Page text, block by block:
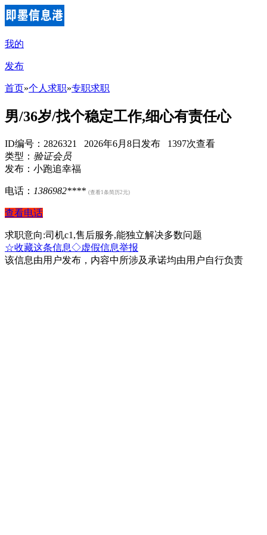
我的
发布
首页»个人求职»专职求职
男/36岁/找个稳定工作,细心有责任心
ID编号：2826321 2026年6月8日发布 1397次查看
类型： 验证会员
发布：小跑追幸福
电话： 1386982**** (查看1条简历2元)
查看电话
求职意向:司机c1,售后服务,能独立解决多数问题
☆收藏这条信息◇虚假信息举报
该信息由用户发布，内容中所涉及承诺均由用户自行负责